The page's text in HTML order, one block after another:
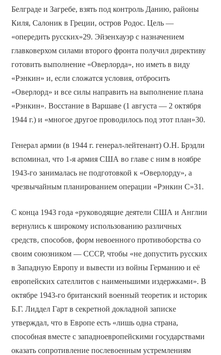
Белграде и Загребе, взять под контроль Данию, районы
Киля, Салоник в Греции, остров Родос. Цель —
«опередить русских»29. Эйзенхауэр с назначением
главковерхом силами второго фронта получил директиву
готовить выполнение «Оверлорда», но иметь в виду
«Рэнкин» и, если сложатся условия, отбросить
«Оверлорд» и все силы направить на выполнение плана
«Рэнкин». Восстание в Варшаве (1 августа — 2 октября
1944 г.) и «многое другое проводилось под этот план»30.
Генерал армии (в 1944 г. генерал-лейтенант) О.Н. Брэдли
вспоминал, что 1-я армия США во главе с ним в ноябре
1943-го занималась не подготовкой к «Оверлорду», а
чрезвычайным планированием операции «Рэнкин С»31.
С конца 1943 года «руководящие деятели США и Англии
вернулись к широкому использованию различных
средств, способов, форм невоенного противоборства со
своим союзником — СССР, чтобы «не допустить русских
в Западную Европу и вывести из войны Германию и её
европейских сателлитов с наименьшими издержками». В
октябре 1943-го британский военный теоретик и историк
Б.Г. Лиддел Гарт в секретной докладной записке
утверждал, что в Европе есть «лишь одна страна,
способная вместе с западноевропейскими государствами
оказать сопротивление послевоенным устремлениям